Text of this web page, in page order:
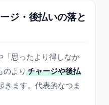
ジ・後払いの落と
「思ったより得しなか
のより チャージや後払
きます。代表的なつま